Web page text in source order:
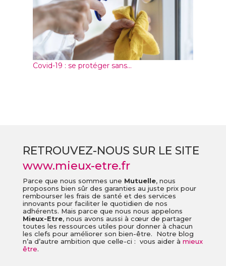
Covid-19 : se protéger sans...
RETROUVEZ-NOUS SUR LE SITE
www.mieux-etre.fr
Parce que nous sommes une Mutuelle, nous
proposons bien sûr des garanties au juste prix pour
rembourser les frais de santé et des services
innovants pour faciliter le quotidien de nos
adhérents. Mais parce que nous nous appelons
Mieux-Etre, nous avons aussi à cœur de partager
toutes les ressources utiles pour donner à chacun
les clefs pour améliorer son bien-être. Notre blog
n’a d’autre ambition que celle-ci : vous aider à mieux
être.